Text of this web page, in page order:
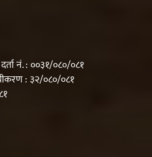
नं. : ००३१/०८०/०८१
: ३२/०८०/०८१